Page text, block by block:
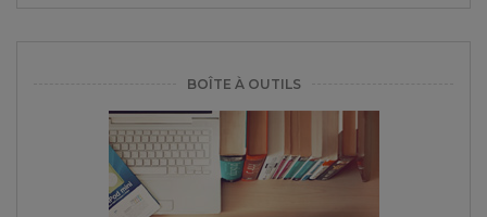
BOÎTE À OUTILS